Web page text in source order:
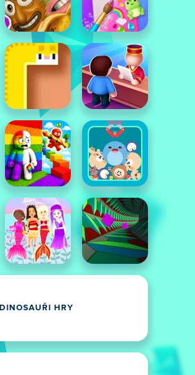
DINOSAUŘI HRY